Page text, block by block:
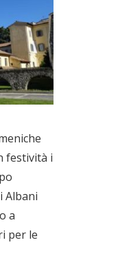
dai
festività i
Albani
a
per le